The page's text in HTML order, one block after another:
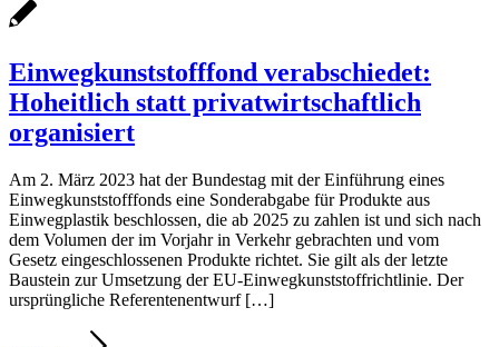
Einwegkunststofffond verabschiedet:
Hoheitlich statt privatwirtschaftlich
organisiert
Am 2. März 2023 hat der Bundestag mit der Einführung eines
Einwegkunststofffonds eine Sonderabgabe für Produkte aus
Einwegplastik beschlossen, die ab 2025 zu zahlen ist und sich nach
dem Volumen der im Vorjahr in Verkehr gebrachten und vom
Gesetz eingeschlossenen Produkte richtet. Sie gilt als der letzte
Baustein zur Umsetzung der EU-Einwegkunststoffrichtlinie. Der
ursprüngliche Referentenentwurf […]